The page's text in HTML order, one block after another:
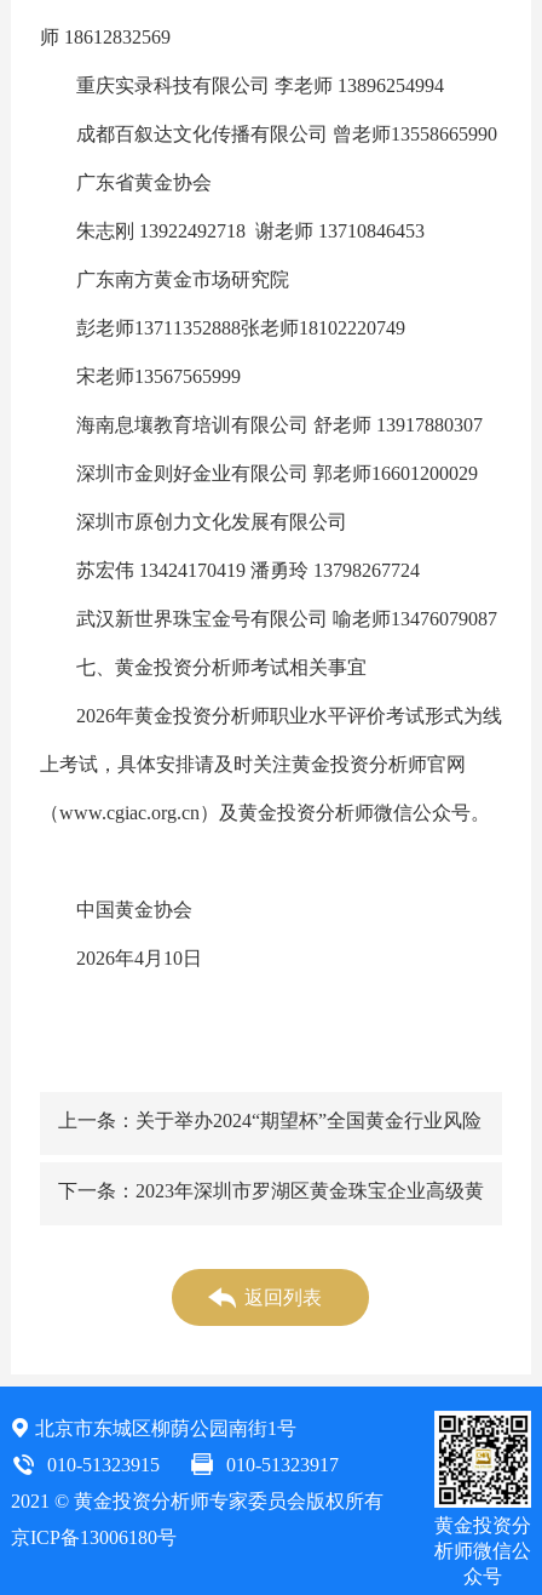
师 18612832569
重庆实录科技有限公司 李老师 13896254994
成都百叙达文化传播有限公司 曾老师13558665990
广东省黄金协会
朱志刚 13922492718 谢老师 13710846453
广东南方黄金市场研究院
彭老师13711352888张老师18102220749
宋老师13567565999
海南息壤教育培训有限公司 舒老师 13917880307
深圳市金则好金业有限公司 郭老师16601200029
深圳市原创力文化发展有限公司
苏宏伟 13424170419 潘勇玲 13798267724
武汉新世界珠宝金号有限公司 喻老师13476079087
七、黄金投资分析师考试相关事宜
2026年黄金投资分析师职业水平评价考试形式为线
上考试，具体安排请及时关注黄金投资分析师官网
（www.cgiac.org.cn）及黄金投资分析师微信公众号。
中国黄金协会
2026年4月10日
上一条：关于举办2024“期望杯”全国黄金行业风险
下一条：2023年深圳市罗湖区黄金珠宝企业高级黄
返回列表
北京市东城区柳荫公园南街1号
010-51323915
010-51323917
2021 © 黄金投资分析师专家委员会版权所有
京ICP备13006180号
黄金投资分
析师微信公
众号